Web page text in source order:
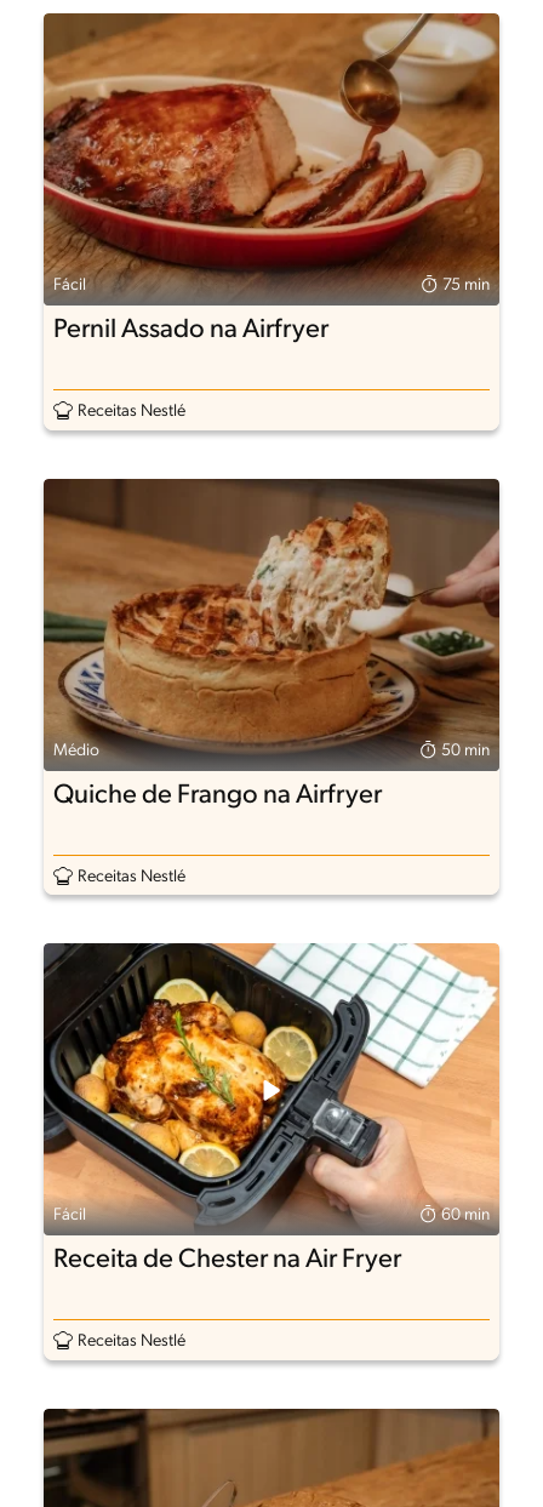
Fácil 75 min
Pernil Assado na Airfryer
Receitas Nestlé
Médio 50 min
Quiche de Frango na Airfryer
Receitas Nestlé
Fácil 60 min
Receita de Chester na Air Fryer
Receitas Nestlé